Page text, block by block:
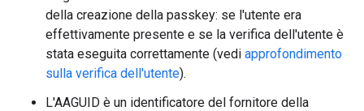
della creazione della passkey: se l'utente era
effettivamente presente e se la verifica dell'utente è
stata eseguita correttamente (vedi approfondimento
sulla verifica dell'utente).
L'AAGUID è un identificatore del fornitore della